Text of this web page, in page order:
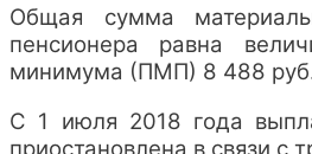
Общая сумма
пенсионера равна
минимума (ПМП) 8 488
С 1 июля 2018 года